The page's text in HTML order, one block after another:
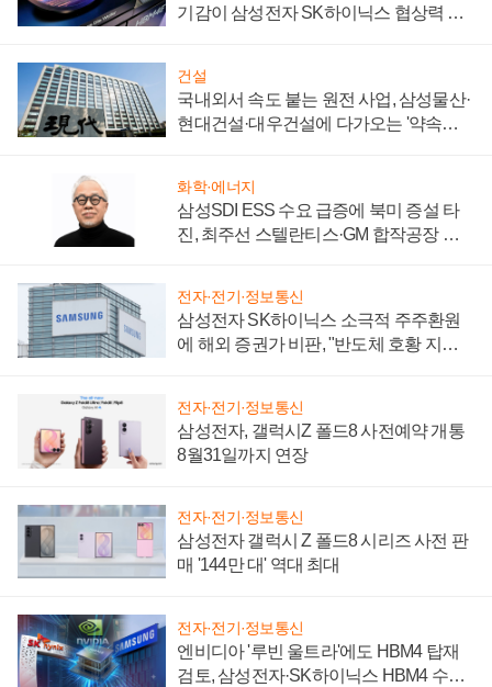
기감이 삼성전자 SK하이닉스 협상력 더
건설
국내외서 속도 붙는 원전 사업, 삼성물산·
현대건설·대우건설에 다가오는 '약속의
화학·에너지
삼성SDI ESS 수요 급증에 북미 증설 타
진, 최주선 스텔란티스·GM 합작공장 건
전자·전기·정보통신
삼성전자 SK하이닉스 소극적 주주환원
에 해외 증권가 비판, "반도체 호황 지속
전자·전기·정보통신
삼성전자, 갤럭시Z 폴드8 사전예약 개통
8월31일까지 연장
전자·전기·정보통신
삼성전자 갤럭시 Z 폴드8 시리즈 사전 판
매 '144만 대' 역대 최대
전자·전기·정보통신
엔비디아 '루빈 울트라'에도 HBM4 탑재
검토, 삼성전자·SK하이닉스 HBM4 수율